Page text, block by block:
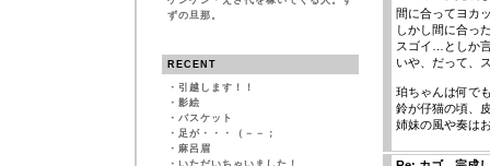
ずの旦那。
RECENT
・ 引越します！！
・ 影絵
・ バスケット
・ 足が・・・（－－；
・ 麻呂眉
・ いただいちゃいました！
間に合ってヨカ
しかし間に合っ
スゴイ…としか
いや、だって、
珀ちゃんは何で
鈴が仔猫の頃、
姉妹の風や奏は